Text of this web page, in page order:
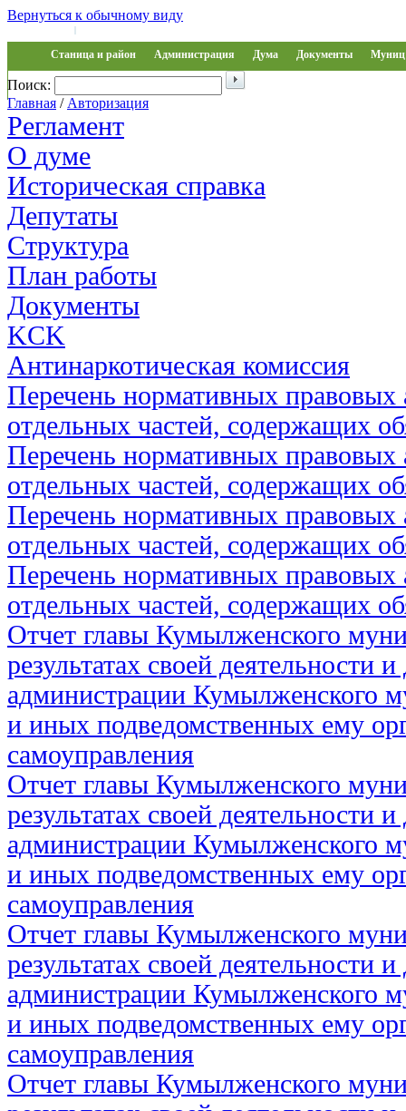
Вернуться к обычному виду
|
Станица и район Администрация Дума Документы Муниц
Обращения
Поиск:
Главная / Авторизация
Регламент
О думе
Историческая справка
Депутаты
Структура
План работы
Документы
KCK
Антинаркотическая комиссия
Перечень нормативных правовых
отдельных частей, содержащих
Перечень нормативных правовых
отдельных частей, содержащих
Перечень нормативных правовых
отдельных частей, содержащих
Перечень нормативных правовых
отдельных частей, содержащих
Отчет главы Кумылженского
результатах своей деятельности
администрации Кумылженского
и иных подведомственных ему
самоуправления
Отчет главы Кумылженского
результатах своей деятельности
администрации Кумылженского
и иных подведомственных ему
самоуправления
Отчет главы Кумылженского
результатах своей деятельности
администрации Кумылженского
и иных подведомственных ему
самоуправления
Отчет главы Кумылженского